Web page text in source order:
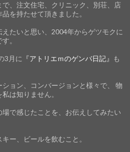
、注文住宅、クリニック、別荘、店
を持たせて頂きました。
たいと思い、2004年からゲツモクに
す。
3月に 『アトリエｍのゲンバ日記』 も
ョン、コンバージョンと様々で、 物
は知りません。
で感じたことを、お伝えしてみたい
ー、ビールを飲むこと。